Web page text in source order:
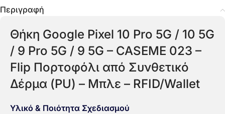
Περιγραφή
Θήκη Google Pixel 10 Pro 5G / 10 5G
/ 9 Pro 5G / 9 5G – CASEME 023 –
Flip Πορτοφόλι από Συνθετικό
Δέρμα (PU) – Μπλε – RFID/Wallet
Υλικό & Ποιότητα Σχεδιασμού